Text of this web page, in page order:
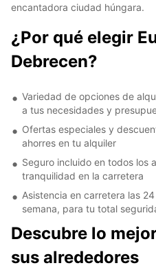
encantadora ciudad húngara.
¿Por qué elegir
Debrecen?
Variedad de opciones de
a tus necesidades y
Ofertas especiales y
ahorres en tu alquiler
Seguro incluido en todos los
tranquilidad en la carretera
Asistencia en carretera las
semana, para tu total
Descubre lo
sus alrededores